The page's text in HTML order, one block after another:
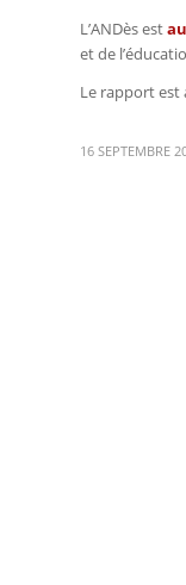
L’ANDès est
et de
Le rapport est
16 SEPTEMBRE